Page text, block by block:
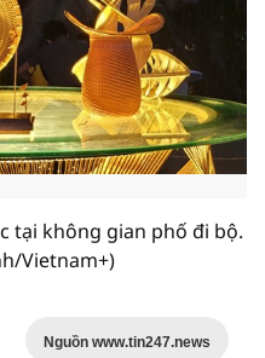
tại không gian phố đi bộ.
Vietnam+)
Nguồn www.tin247.news